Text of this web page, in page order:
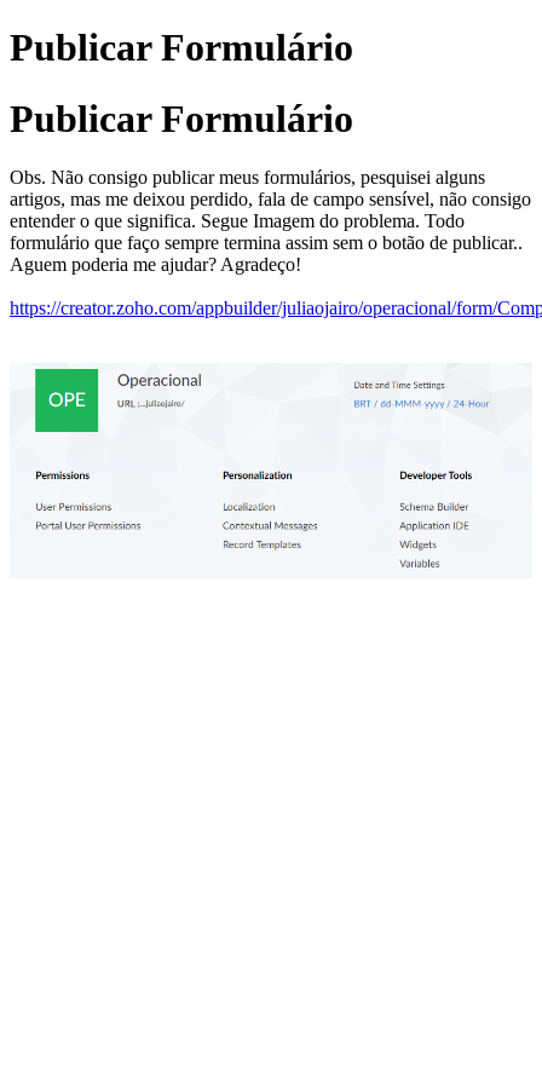
Publicar Formulário
Publicar Formulário
Obs. Não consigo publicar meus formulários, pesquisei alguns
artigos, mas me deixou perdido, fala de campo sensível, não consigo
entender o que significa. Segue Imagem do problema. Todo
formulário que faço sempre termina assim sem o botão de publicar..
Aguem poderia me ajudar? Agradeço!
https://creator.zoho.com/appbuilder/juliaojairo/operacional/form/